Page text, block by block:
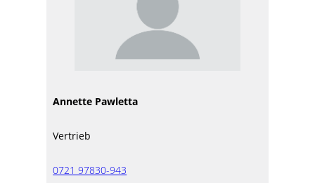
Annette Pawletta
Vertrieb
0721 97830-943